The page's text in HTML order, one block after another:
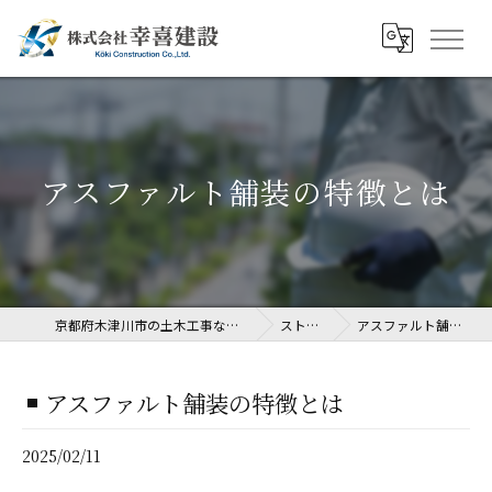
アスファルト舗装の特徴とは
京都府木津川市の土木工事なら株式会社幸喜建設 ストーリー アスファルト舗装の特徴とは
アスファルト舗装の特徴とは
2025/02/11